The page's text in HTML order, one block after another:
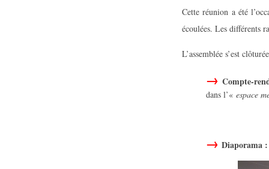
Cette réunion a été
écoulées. Les différents
L’assemblée s’est
Compte-
dans l’« espace
Diaporama :